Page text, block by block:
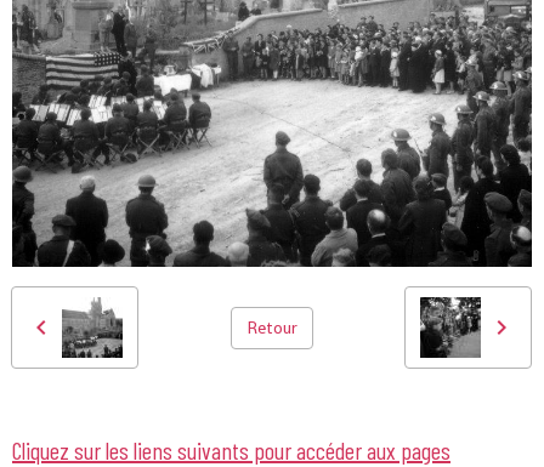
Retour
Cliquez sur les liens suivants pour accéder aux pages